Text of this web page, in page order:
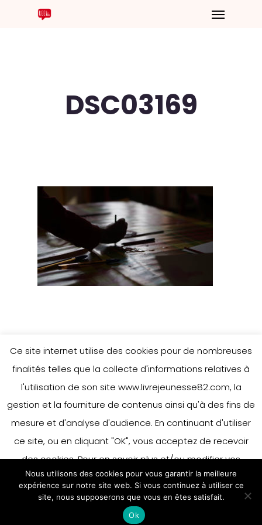
DSC03169
Ce site internet utilise des cookies pour de nombreuses
finalités telles que la collecte d'informations relatives à
l'utilisation de son site www.livrejeunesse82.com, la
gestion et la fourniture de contenus ainsi qu'à des fins de
mesure et d'analyse d'audience. En continuant d'utiliser
ce site, ou en cliquant "OK", vous acceptez de recevoir
des cookies. Pour en savoir plus et/ou modifier vos
préférences en matière de cookies, merci de vous référer
à notre politique sur les cookies.
Accepter
En savoir plus
Nous utilisons des cookies pour vous garantir la meilleure
expérience sur notre site web. Si vous continuez à utiliser ce
site, nous supposerons que vous en êtes satisfait.
Ok